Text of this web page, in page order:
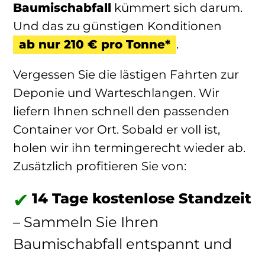
Baumischabfall kümmert sich darum.
Und das zu günstigen Konditionen
ab nur 210 € pro Tonne* .
Vergessen Sie die lästigen Fahrten zur
Deponie und Warteschlangen. Wir
liefern Ihnen schnell den passenden
Container vor Ort. Sobald er voll ist,
holen wir ihn termingerecht wieder ab.
Zusätzlich profitieren Sie von:
14 Tage kostenlose Standzeit
– Sammeln Sie Ihren
Baumischabfall entspannt und